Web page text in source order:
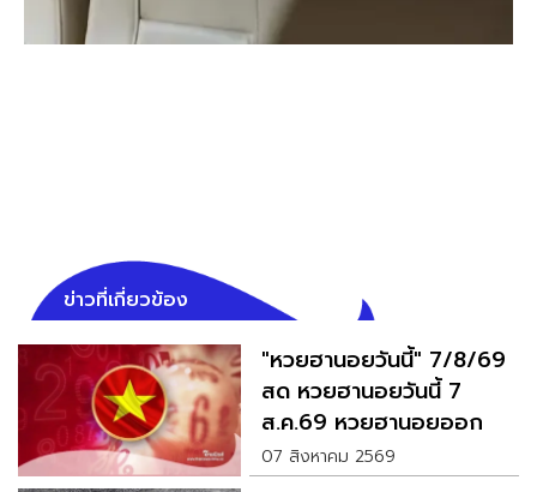
ข่าวที่เกี่ยวข้อง
"หวยฮานอยวันนี้" 7/8/69
สด หวยฮานอยวันนี้ 7
ส.ค.69 หวยฮานอยออก
อะไร
07 สิงหาคม 2569